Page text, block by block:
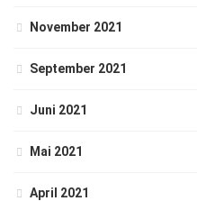
November 2021
September 2021
Juni 2021
Mai 2021
April 2021